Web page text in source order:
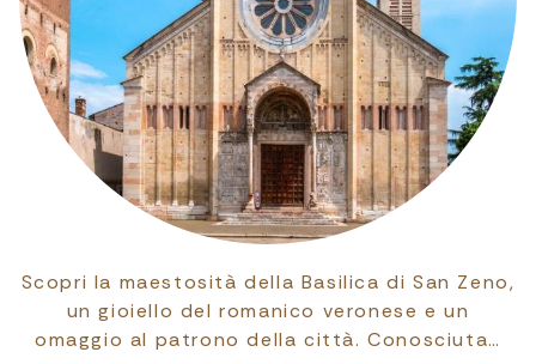
Scopri la maestosità della Basilica di San Zeno,
un gioiello del romanico veronese e un
omaggio al patrono della città. Conosciuta…